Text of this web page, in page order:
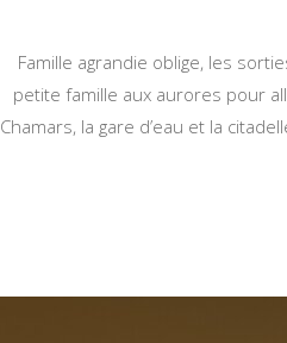
Famille agrandie oblige, les
petite famille aux aurores pour
Chamars, la gare d’eau et la